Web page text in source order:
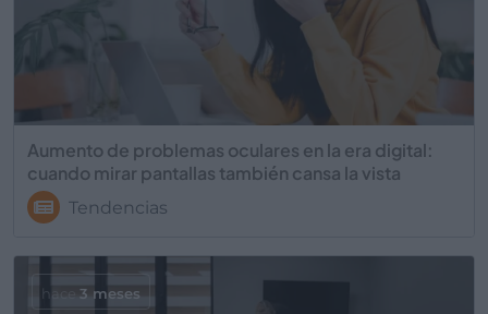
Aumento de problemas oculares en la era digital:
cuando mirar pantallas también cansa la vista
Tendencias
hace 3 meses